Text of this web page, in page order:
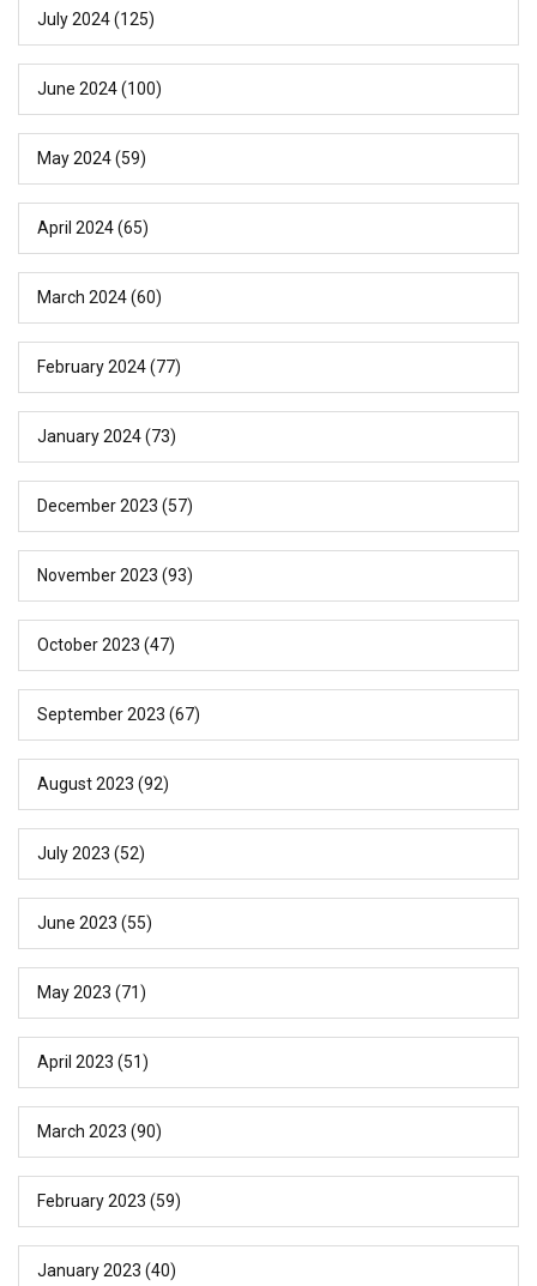
July 2024(125)
June 2024(100)
May 2024(59)
April 2024(65)
March 2024(60)
February 2024(77)
January 2024(73)
December 2023 (57)
November 2023 (93)
October 2023 (47)
September 2023 (67)
August 2023 (92)
July 2023 (52)
June 2023 (55)
May 2023 (71)
April 2023 (51)
March 2023 (90)
February 2023 (59)
January 2023 (40)